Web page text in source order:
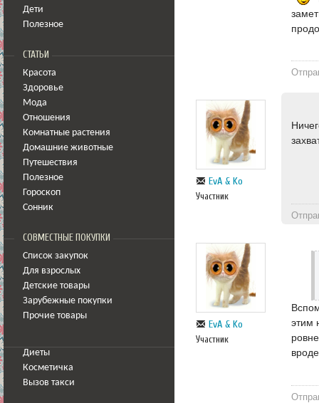
Дети
Полезное
СТАТЬИ
Красота
Здоровье
Мода
Отношения
Комнатные растения
Домашние животные
Путешествия
Полезное
Гороскоп
Сонник
СОВМЕСТНЫЕ ПОКУПКИ
Список закупок
Для взрослых
Детские товары
Зарубежные покупки
Прочие товары
Диеты
Косметичка
Вызов такси
EvA & Ko
Участник
EvA & Ko
Участник
этим